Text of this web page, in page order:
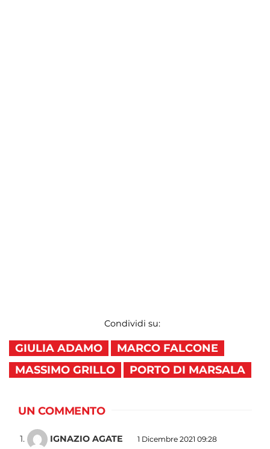
Condividi su:
GIULIA ADAMO
MARCO FALCONE
MASSIMO GRILLO
PORTO DI MARSALA
UN COMMENTO
IGNAZIO AGATE 1 Dicembre 2021 09:28